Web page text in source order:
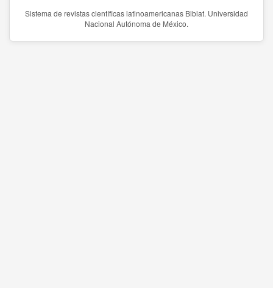
Sistema de revistas científicas latinoamericanas Biblat. Universidad
Nacional Autónoma de México.